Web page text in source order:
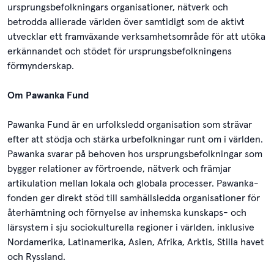
ursprungsbefolkningars organisationer, nätverk och
betrodda allierade världen över samtidigt som de aktivt
utvecklar ett framväxande verksamhetsområde för att utöka
erkännandet och stödet för ursprungsbefolkningens
förmynderskap.
Om Pawanka Fund
Pawanka Fund är en urfolksledd organisation som strävar
efter att stödja och stärka urbefolkningar runt om i världen.
Pawanka svarar på behoven hos ursprungsbefolkningar som
bygger relationer av förtroende, nätverk och främjar
artikulation mellan lokala och globala processer. Pawanka-
fonden ger direkt stöd till samhällsledda organisationer för
återhämtning och förnyelse av inhemska kunskaps- och
lärsystem i sju sociokulturella regioner i världen, inklusive
Nordamerika, Latinamerika, Asien, Afrika, Arktis, Stilla havet
och Ryssland.